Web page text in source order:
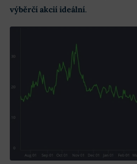
výběrčí akcií ideální.